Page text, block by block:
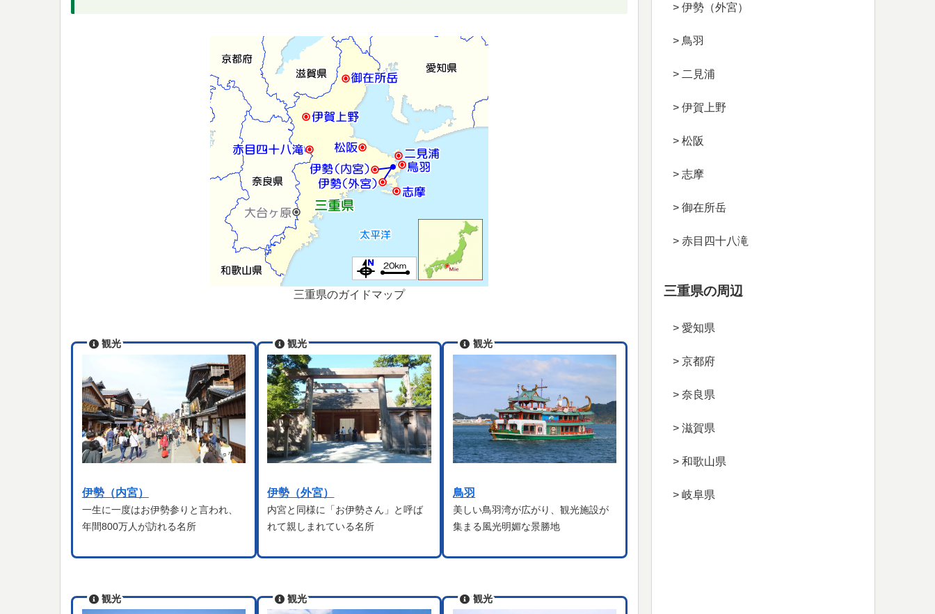
三重県のガイドマップ
観光
伊勢（内宮）
一生に一度はお伊勢参りと言われ、
年間800万人が訪れる名所
観光
伊勢（外宮）
内宮と同様に「お伊勢さん」と呼ば
れて親しまれている名所
観光
鳥羽
美しい鳥羽湾が広がり、観光施設が
集まる風光明媚な景勝地
観光 観光 観光
> 伊勢（外宮）
> 鳥羽
> 二見浦
> 伊賀上野
> 松阪
> 志摩
> 御在所岳
> 赤目四十八滝
三重県の周辺
> 愛知県
> 京都府
> 奈良県
> 滋賀県
> 和歌山県
> 岐阜県